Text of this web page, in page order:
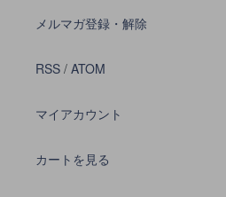
メルマガ登録・解除
RSS / ATOM
マイアカウント
カートを見る